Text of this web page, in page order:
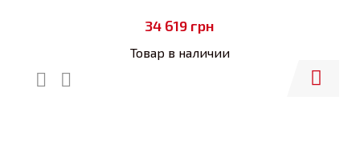
34 619 грн
Товар в наличии